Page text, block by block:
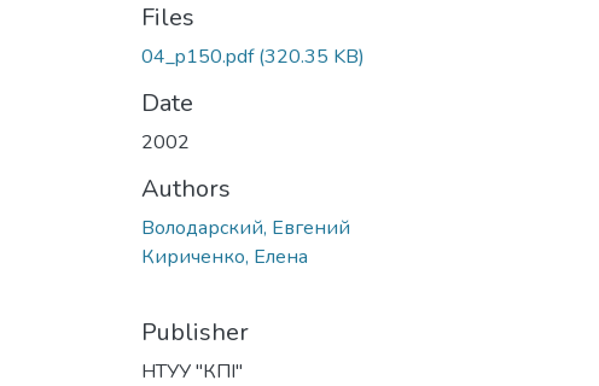
Files
04_p150.pdf(320.35 KB)
Date
2002
Authors
Володарский, Евгений
Кириченко, Елена
Publisher
НТУУ "КПІ"